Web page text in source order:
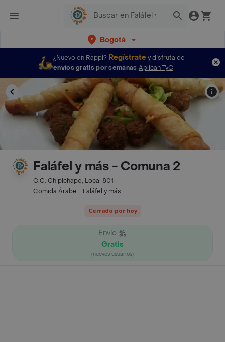
Bogotá
¿Nuevo en Rappi? Regístratey disfruta de
envíos gratis por semanas Aplican TyC
Faláfel y más - Comuna 2
C.C. Chipichape, Local 801
Comida Árabe - Faláfel y más
Cerrado por hoy
Envío
Gratis
(nuevos usuarios)